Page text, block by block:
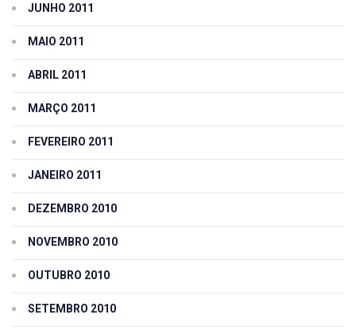
JUNHO 2011
MAIO 2011
ABRIL 2011
MARÇO 2011
FEVEREIRO 2011
JANEIRO 2011
DEZEMBRO 2010
NOVEMBRO 2010
OUTUBRO 2010
SETEMBRO 2010